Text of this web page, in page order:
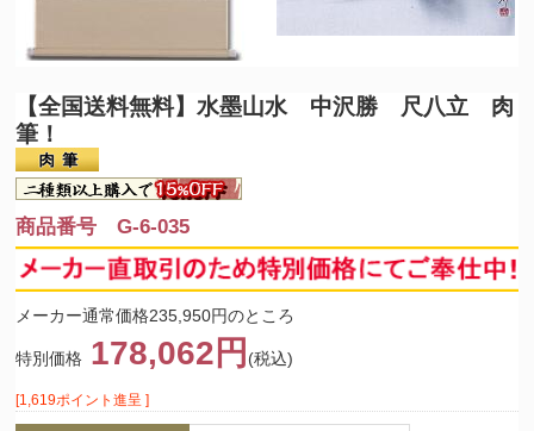
【全国送料無料】水墨山水 中沢勝 尺八立 肉
筆！
商品番号 G-6-035
メーカー通常価格235,950円のところ
特別価格 178,062円 (税込)
[1,619ポイント進呈 ]